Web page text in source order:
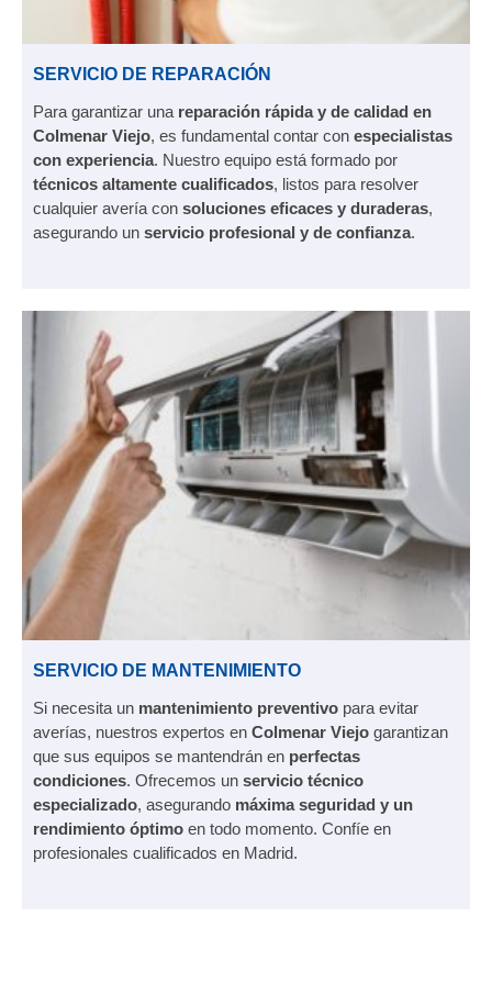
SERVICIO DE REPARACIÓN
Para garantizar una reparación rápida y de calidad en
Colmenar Viejo, es fundamental contar con especialistas
con experiencia. Nuestro equipo está formado por
técnicos altamente cualificados, listos para resolver
cualquier avería con soluciones eficaces y duraderas,
asegurando un servicio profesional y de confianza.
SERVICIO DE MANTENIMIENTO
Si necesita un mantenimiento preventivo para evitar
averías, nuestros expertos en Colmenar Viejo garantizan
que sus equipos se mantendrán en perfectas
condiciones. Ofrecemos un servicio técnico
especializado, asegurando máxima seguridad y un
rendimiento óptimo en todo momento. Confíe en
profesionales cualificados en Madrid.